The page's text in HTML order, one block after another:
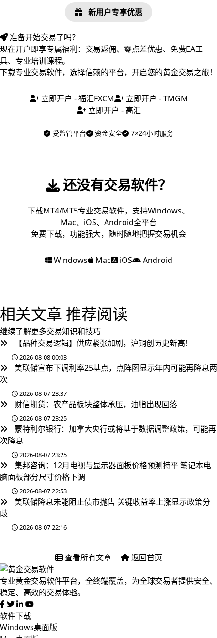
新用户专享优惠
准备开始交易了吗？
现在开户即享专属福利：交易返佣、零点差优惠、免费EA工
具、专业培训课程。
下载专业交易软件，选择信赖的平台，开启您的黄金交易之旅！
立即开户 - 福汇FXCM
立即开户 - TMGM
立即开户 - 高汇
受监管平台 资金安全 7×24小时服务
还没有交易软件？
下载MT4/MT5专业交易软件，支持Windows、
Mac、iOS、Android全平台
免费下载，功能强大，随时随地把握交易机会
Windows Mac iOS Android
相关文章 推荐阅读
继续了解更多交易知识和技巧
【品种交易逻辑】供应紧张加剧，沪铜创历史新高！
2026-08-08 00:03
美联储宣布下调利率25基点，点阵图显示年内可能再降息两
次
2026-08-07 23:37
财信期货：农产品板块整体承压，油脂出现回落
2026-08-07 23:25
蒙特利尔银行：加拿大央行或将基于数据调整政策，可能再
次降息
2026-08-07 23:25
集邦咨询：12月电视与显示器面板价格预测持平 笔记本电
脑面板部分尺寸价格下调
2026-08-07 22:53
美联储降息未能阻止债市抛售 关键收益率上涨显示政策分
歧
2026-08-07 22:16
查看所有文章 返回首页
专业黄金交易软件平台，全终端覆盖，为全球交易者提供安全、
稳定、高效的交易体验。
软件下载
Windows桌面版